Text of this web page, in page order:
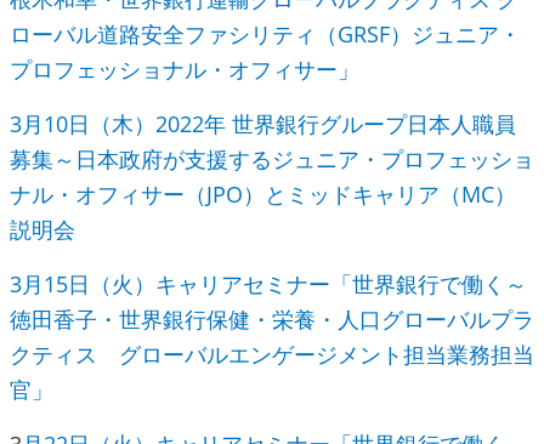
ローバル道路安全ファシリティ（GRSF）ジュニア・
プロフェッショナル・オフィサー」
3月10日（木）2022年 世界銀行グループ日本人職員
募集～日本政府が支援するジュニア・プロフェッショ
ナル・オフィサー（JPO）とミッドキャリア（MC）
説明会
3月15日（火）キャリアセミナー「世界銀行で働く～
徳田香子・世界銀行保健・栄養・人口グローバルプラ
クティス グローバルエンゲージメント担当業務担当
官」